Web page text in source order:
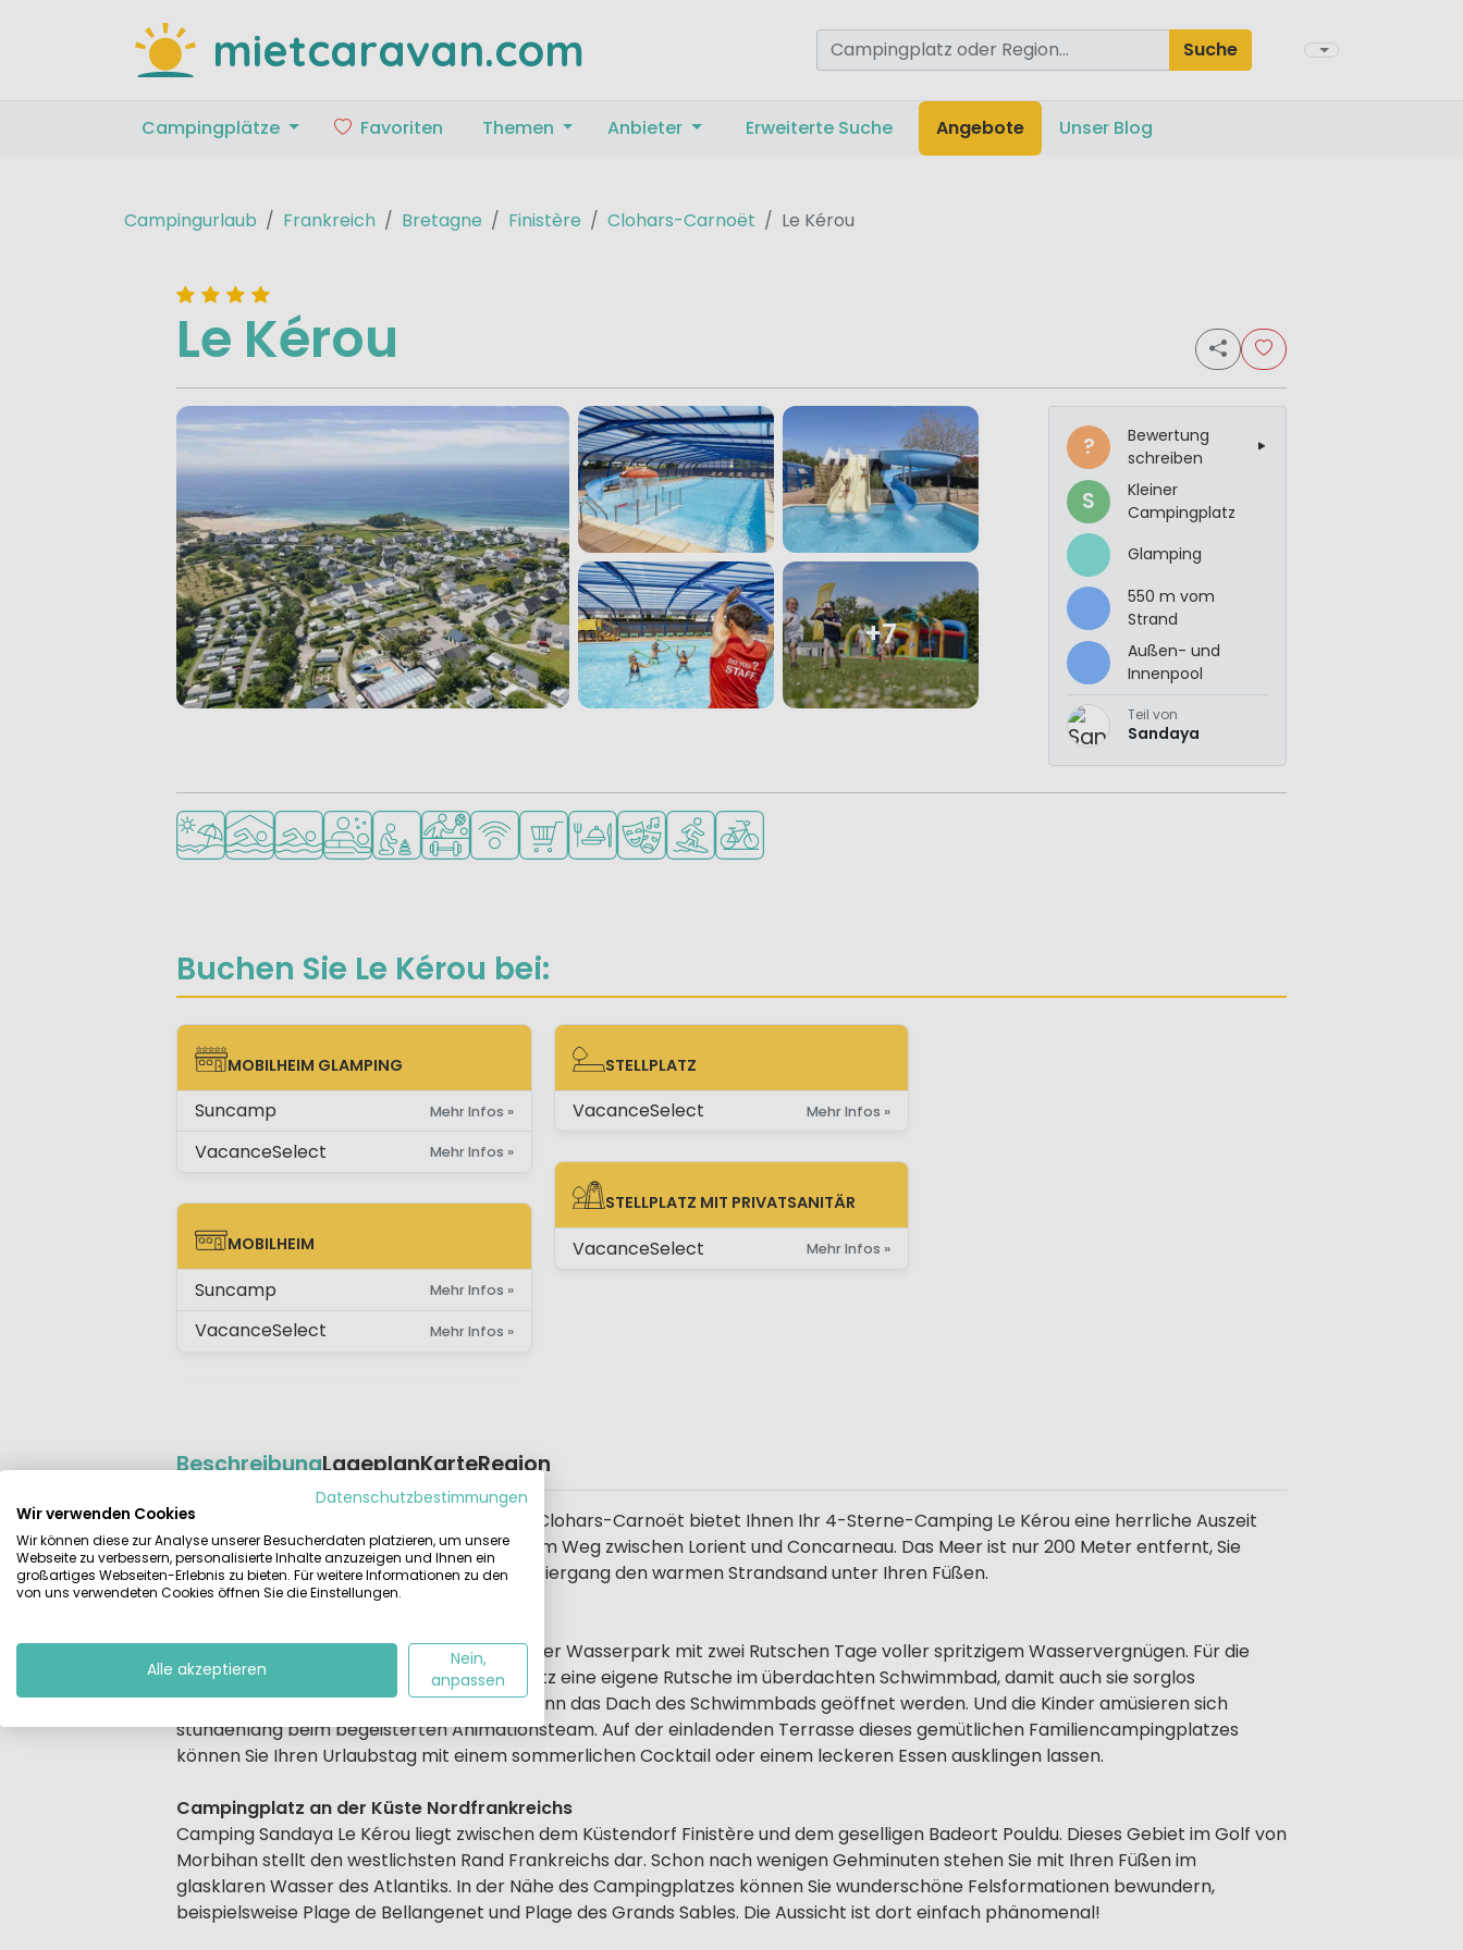
mietcaravan.com Suche
Campingplätze Favoriten Themen Anbieter Erweiterte Suche Angebote Unser Blog
Campingurlaub Frankreich Bretagne Finistère Clohars-Carnoët Le Kérou
Le Kérou
+7
?
Bewertung
schreiben
S
Kleiner
Campingplatz
Glamping
550 m vom
Strand
Außen- und
Innenpool
Teil von
Sandaya
Am Strand und Meer
HallenbadFreibadWellness-Einrichtungen
Empfohlen für kleine Kinder
Viele Sportmöglichkeiten
WLAN verfügbar
Supermarkt/Laden
Restaurant oder Pizzeria
Animationsteam
Wassersportmöglichkeiten
Fahrradverleih
Buchen Sie Le Kérou bei:
MOBILHEIM GLAMPING
MOBILHEIM GLAMPING
Suncamp Mehr Infos »
VacanceSelect Mehr Infos »
MOBILHEIM
MOBILHEIM
Suncamp Mehr Infos »
VacanceSelect Mehr Infos »
STELLPLATZ
STELLPLATZ
VacanceSelect Mehr Infos »
STELLPLATZ MIT PRIVATSANITÄR
STELLPLATZ MIT PRIVATSANITÄR
VacanceSelect Mehr Infos »
BeschreibungLageplanKarteRegion
Beschrijving
Mit direktem Zugang zu den Stränden von Clohars-Carnoët bietet Ihnen Ihr 4-Sterne-Camping Le Kérou eine herrliche Auszeit
am Ozean im südlichen Finistère, auf halbem Weg zwischen Lorient und Concarneau. Das Meer ist nur 200 Meter entfernt, Sie
spüren also schon nach einem kurzen Spaziergang den warmen Strandsand unter Ihren Füßen.
Auf dem Campingplatz verspricht ein großer Wasserpark mit zwei Rutschen Tage voller spritzigem Wasservergnügen. Für die
Kleinkinder gibt es auf diesem Campingplatz eine eigene Rutsche im überdachten Schwimmbad, damit auch sie sorglos
planschen können. Bei schönem Wetter kann das Dach des Schwimmbads geöffnet werden. Und die Kinder amüsieren sich
stundenlang beim begeisterten Animationsteam. Auf der einladenden Terrasse dieses gemütlichen Familiencampingplatzes
können Sie Ihren Urlaubstag mit einem sommerlichen Cocktail oder einem leckeren Essen ausklingen lassen.
Campingplatz an der Küste Nordfrankreichs
Camping Sandaya Le Kérou liegt zwischen dem Küstendorf Finistère und dem geselligen Badeort Pouldu. Dieses Gebiet im Golf von
Morbihan stellt den westlichsten Rand Frankreichs dar. Schon nach wenigen Gehminuten stehen Sie mit Ihren Füßen im
glasklaren Wasser des Atlantiks. In der Nähe des Campingplatzes können Sie wunderschöne Felsformationen bewundern,
beispielsweise Plage de Bellangenet und Plage des Grands Sables. Die Aussicht ist dort einfach phänomenal!
Datenschutzbestimmungen
Wir verwenden Cookies
Wir können diese zur Analyse unserer Besucherdaten platzieren, um unsere
Webseite zu verbessern, personalisierte Inhalte anzuzeigen und Ihnen ein
großartiges Webseiten-Erlebnis zu bieten. Für weitere Informationen zu den
von uns verwendeten Cookies öffnen Sie die Einstellungen.
Alle akzeptieren
Nein,
anpassen